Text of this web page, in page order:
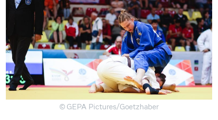
© GEPA Pictures/Goetzhaber